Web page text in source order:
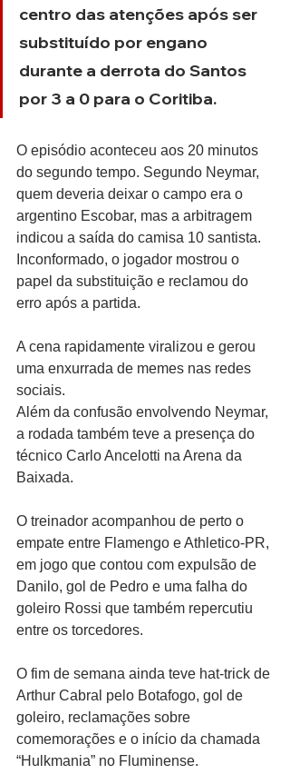
centro das atenções após ser
substituído por engano
durante a derrota do Santos
por 3 a 0 para o Coritiba.
O episódio aconteceu aos 20 minutos
do segundo tempo. Segundo Neymar,
quem deveria deixar o campo era o
argentino Escobar, mas a arbitragem
indicou a saída do camisa 10 santista.
Inconformado, o jogador mostrou o
papel da substituição e reclamou do
erro após a partida.
A cena rapidamente viralizou e gerou
uma enxurrada de memes nas redes
sociais.
Além da confusão envolvendo Neymar,
a rodada também teve a presença do
técnico Carlo Ancelotti na Arena da
Baixada.
O treinador acompanhou de perto o
empate entre Flamengo e Athletico-PR,
em jogo que contou com expulsão de
Danilo, gol de Pedro e uma falha do
goleiro Rossi que também repercutiu
entre os torcedores.
O fim de semana ainda teve hat-trick de
Arthur Cabral pelo Botafogo, gol de
goleiro, reclamações sobre
comemorações e o início da chamada
“Hulkmania” no Fluminense.